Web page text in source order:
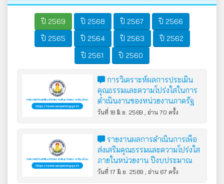
ปี 2569 ปี 2568 ปี 2567
ปี 2566
ปี 2565
ปี 2564 ปี 2563
ปี 2562
ปี 2561
ปี 2560
การวิเคราะห์ผลการประเมิน
คุณธรรมและความโปร่งใสในการ
ดำเนินงานของหน่วยงานภาครัฐ
ในปีงบประมาณ พ.ศ.2568
วันที่ 18 มิ.ย. 2569 , อ่าน 70 ครั้ง
รายงานผลการดำเนินการเพื่อ
ส่งเสริมคุณธรรมและความโปร่งใส
ภายในหน่วยงาน ปีงบประมาณ
พ.ศ.2568
วันที่ 17 มิ.ย. 2569 , อ่าน 67 ครั้ง